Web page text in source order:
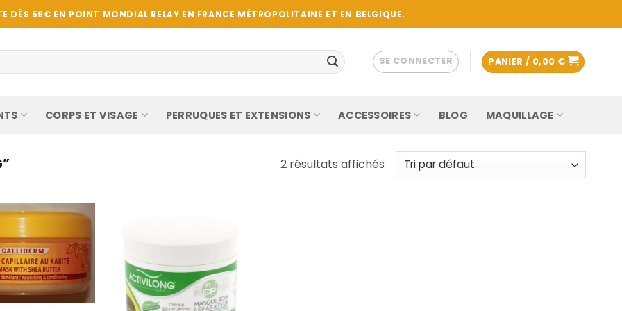
DÈS 59€ EN POINT MONDIAL RELAY EN FRANCE MÉTROPOLITAINE ET EN BELGIQUE.
SE CONNECTER PANIER / 0,00 €
CORPS ET VISAGE PERRUQUES ET EXTENSIONS ACCESSOIRES BLOG MAQUILLAGE
2 résultats affichés